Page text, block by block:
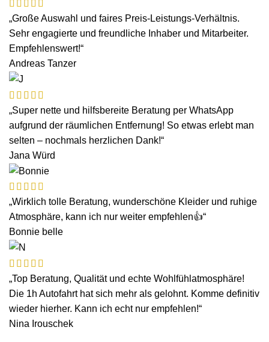
„Große Auswahl und faires Preis-Leistungs-Verhältnis.
Sehr engagierte und freundliche Inhaber und Mitarbeiter.
Empfehlenswert!“
Andreas Tanzer
„Super nette und hilfsbereite Beratung per WhatsApp
aufgrund der räumlichen Entfernung! So etwas erlebt man
selten – nochmals herzlichen Dank!“
Jana Würd
„Wirklich tolle Beratung, wunderschöne Kleider und ruhige
Atmosphäre, kann ich nur weiter empfehlen👍“
Bonnie belle
„Top Beratung, Qualität und echte Wohlfühlatmosphäre!
Die 1h Autofahrt hat sich mehr als gelohnt. Komme definitiv
wieder hierher. Kann ich echt nur empfehlen!“
Nina Irouschek